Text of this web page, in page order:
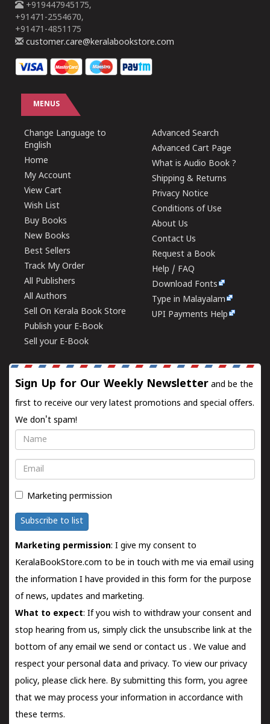
+919447945175,
+91471-2554670,
+91471-4851175
customer.care@keralabookstore.com
MENUS
Change Language to
English
Home
My Account
View Cart
Wish List
Buy Books
New Books
Best Sellers
Track My Order
All Publishers
All Authors
Sell On Kerala Book Store
Publish your E-Book
Sell your E-Book
Advanced Search
Advanced Cart Page
What is Audio Book ?
Shipping & Returns
Privacy Notice
Conditions of Use
About Us
Contact Us
Request a Book
Help / FAQ
Download Fonts
Type in Malayalam
UPI Payments Help
Sign Up for Our Weekly Newsletter and be the
first to receive our very latest promotions and special offers.
We don't spam!
Name
Email
Marketing permission
Subscribe to list
Marketing permission: I give my consent to
KeralaBookStore.com to be in touch with me via email using
the information I have provided in this form for the purpose
of news, updates and marketing.
What to expect: If you wish to withdraw your consent and
stop hearing from us, simply click the unsubscribe link at the
bottom of any email we send orcontact us . We value and
respect your personal data and privacy. To view our privacy
policy, please click here. By submitting this form, you agree
that we may process your information in accordance with
these terms.